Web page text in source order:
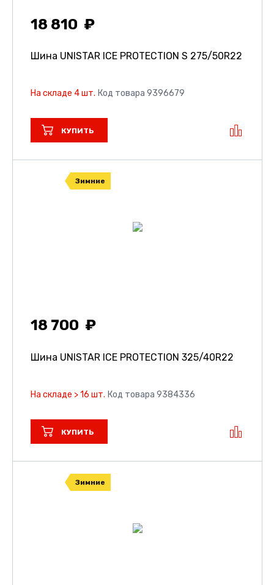
18 810
Шина UNISTAR ICE PROTECTION S 275/50R22
На складе 4 шт. Код товара 9396679
КУПИТЬ
Зимние
18 700
Шина UNISTAR ICE PROTECTION 325/40R22
На складе > 16 шт. Код товара 9384336
КУПИТЬ
Зимние